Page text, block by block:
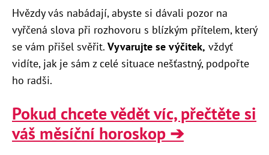
Hvězdy vás nabádají, abyste si dávali pozor na
vyřčená slova při rozhovoru s blízkým přítelem, který
se vám přišel svěřit. Vyvarujte se výčitek, vždyť
vidíte, jak je sám z celé situace nešťastný, podpořte
ho radši.
Pokud chcete vědět víc, přečtěte si
váš měsíční horoskop ➔